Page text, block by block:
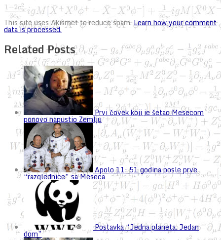
This site uses Akismet to reduce spam.Learn how your comment
data is processed.
Related Posts
Prvi čovek koji je šetao Mesecom
ponovo napustio Zemlju
Apolo 11: 51 godina posle prve
“razglednice” sa Meseca
Postavka “Jedna planeta. Jedan
dom”